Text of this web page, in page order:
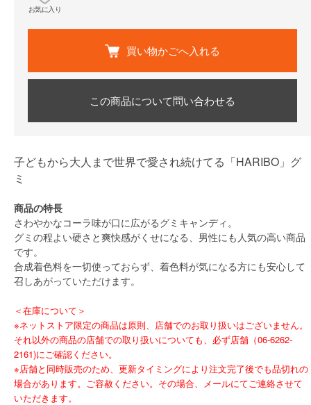
お気に入り
買い物かごへ入れる
この商品について問い合わせる
子どもから大人まで世界で愛され続けてる「HARIBO」グ
ミ
商品の特長
さわやかなコーラ味が口に広がるグミキャンディ。
グミの程よい硬さと爽快感がくせになる、男性にも人気の高い商品
です。
合成着色料を一切使っておらず、着色料が気になる方にも安心して
召しあがっていただけます。
＜在庫について＞
※ネットストア限定の商品は原則、店舗でのお取り扱いはございません。
それ以外の商品の店舗での取り扱いについても、必ず店舗（06-6262-
2161)にご確認ください。
※店舗と同時販売のため、更新タイミングにより注文完了後でも品切れの
場合があります。ご容赦ください。その場合、メールにてご連絡させて
いただきます。